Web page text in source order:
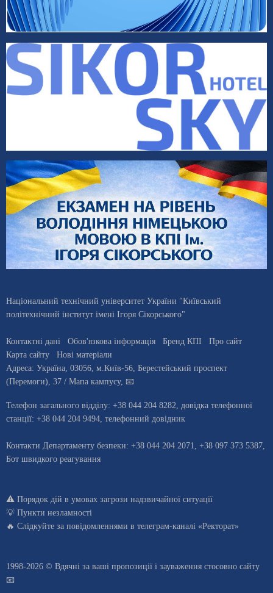
Національний технічний університет України "Київський
політехнічний інститут імені Ігоря Сікорського"
Контактні дані Обов'язкова інформація Бренд КПІ
Про сайт
Карта сайту
Нові матеріали
Адреса: Україна, 03056, м.Київ-56, Берестейський проспект
(Перемоги), 37 / Мапа кампусу, 📧
Телефон загального відділу: +38 044 204 8282, довiдка телефонної
станцiї: +38 044 204 9494, телефонний довідник
Контакти Департаменту безпеки: +38 044 204 2071, +38 097 373 5387,
Бот швидкого реагування
⚠️ Порядок дій в умовах загрози надзвичайної ситуації
💡 Пункти незламності
🔥 Слідкуйте за повідомленнями в телеграм-каналі «Ректорат»
1998-2026 © Вдячні за ваші пропозиції і зауваження стосовно сайту
📧